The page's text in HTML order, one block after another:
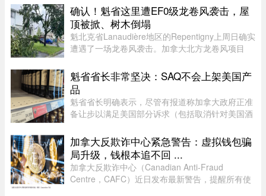
管。该制度在立法通过两年后启动实施，旨在通过
要求相关活动公开申报、设 ...
确认！魁省这里遭EF0级龙卷风袭击，屋
顶被掀、树木倒塌
魁北克省Lanaudière地区的Repentigny上周日确实
遭遇了一场龙卷风袭击。加拿大北方龙卷风项目
认，当天形成的是一场EF0级龙卷风。报告指出，
这场龙卷风是在一个弱超级单体 ...
魁省省长非常坚决：SAQ不会上架美国产
品
魁省省长明确表示，尽管有报道称加拿大政府正准
备让步以满足美国部分诉求（包括取消针对美国酒
任何美国产品。根据省长 Christine Fréchette 办公
室周五发表的声明，在 ...
加拿大反欺诈中心紧急警告：虚拟钱包骗
局升级，钱根本追不回 ...
加拿大反欺诈中心（Canadian Anti-Fraud
Centre，CAFC）近日发布最新警告，提醒所有使